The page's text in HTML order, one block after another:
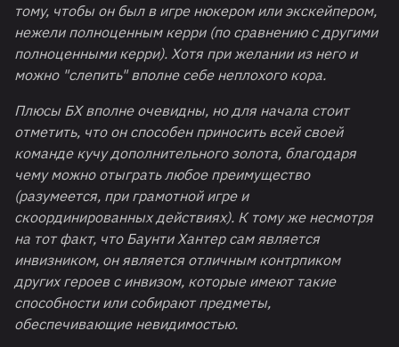
тому, чтобы он был в игре нюкером или экскейпером,
нежели полноценным керри (по сравнению с другими
полноценными керри). Хотя при желании из него и
можно "слепить" вполне себе неплохого кора.
Плюсы БХ вполне очевидны, но для начала стоит
отметить, что он способен приносить всей своей
команде кучу дополнительного золота, благодаря
чему можно отыграть любое преимущество
(разумеется, при грамотной игре и
скоординированных действиях). К тому же несмотря
на тот факт, что Баунти Хантер сам является
инвизником, он является отличным контрпиком
других героев с инвизом, которые имеют такие
способности или собирают предметы,
обеспечивающие невидимостью.